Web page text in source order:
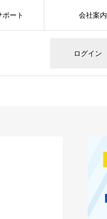
ログイン
ポート 会社案内